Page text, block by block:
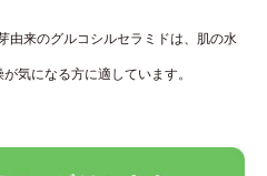
由来のグルコシルセラミドは、肌の水
気になる方に適しています。